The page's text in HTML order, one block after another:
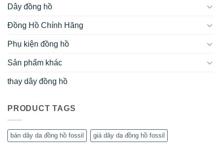
Dây đồng hồ
Đồng Hồ Chính Hãng
Phụ kiện đồng hồ
Sản phẩm khác
thay dây đồng hồ
PRODUCT TAGS
bán dây da đồng hồ fossil giá dây da đồng hồ fossil